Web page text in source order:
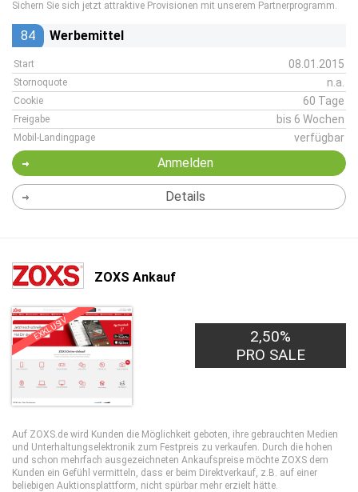
Sichern Sie sich jetzt attraktive Provisionen mit unserem Partnerprogramm.
84 Werbemittel
Start 08.01.2015
Stornoquote n.a.
Cookie 60 Tage
Freigabe bis 6 Wochen
Mobil-Landingpage verfügbar
Anmelden
Details
ZOXS Ankauf
EXKLUSIV
2,50%
PRO SALE
Auf ZOXS.de wird Kunden die Möglichkeit geboten, ihre gebrauchten Medien
und Unterhaltungselektronik zum Festpreis zu verkaufen. Durch die hohen
und schon mehrfach ausgezeichneten Ankaufspreise möchte ZOXS dem
Kunden ein Gefühl vermitteln, dass er beim Direktverkauf, z.B. auf einer
beliebigen Auktionsplattform, nicht spürbar mehr erzielt hätte.